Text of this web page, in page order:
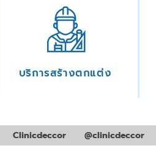
บริการสร้างตกแต่ง
Clinicdeccor @clinicdeccor